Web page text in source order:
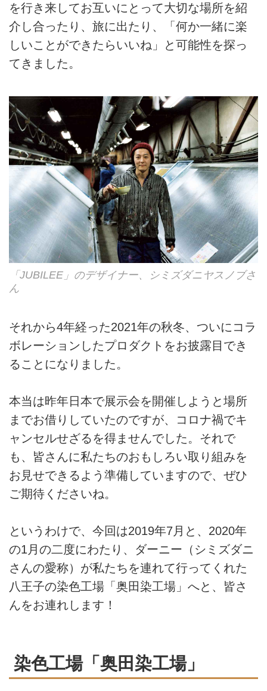
を行き来してお互いにとって大切な場所を紹
介し合ったり、旅に出たり、「何か一緒に楽
しいことができたらいいね」と可能性を探っ
てきました。
「JUBILEE」のデザイナー、シミズダニヤスノブさ
ん
それから4年経った2021年の秋冬、ついにコラ
ボレーションしたプロダクトをお披露目でき
ることになりました。
本当は昨年日本で展示会を開催しようと場所
までお借りしていたのですが、コロナ禍でキ
ャンセルせざるを得ませんでした。それで
も、皆さんに私たちのおもしろい取り組みを
お見せできるよう準備していますので、ぜひ
ご期待くださいね。
というわけで、今回は2019年7月と、2020年
の1月の二度にわたり、ダーニー（シミズダニ
さんの愛称）が私たちを連れて行ってくれた
八王子の染色工場「奥田染工場」へと、皆さ
んをお連れします！
染色工場「奥田染工場」